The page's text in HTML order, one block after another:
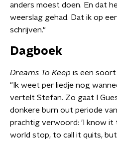
anders moest doen. En dat
weerslag gehad. Dat ik op
schrijven."
Dagboek
Dreams To Keep is een
"Ik weet per liedje nog
vertelt Stefan. Zo gaat I
donkere burn out periode
prachtig verwoord: 'I know it
world stop, to call it quits, but